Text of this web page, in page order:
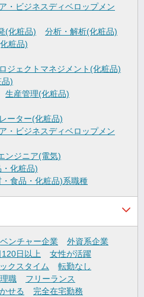
・ビジネスディベロップメン
(化粧品)
分析・解析(化粧品)
粧品)
ジェクトマネジメント(化粧品)
)
生産管理(化粧品)
ーター(化粧品)
・ビジネスディベロップメン
ンジニア(電気)
化粧品)
食品・化粧品)系職種
ベンチャー企業
外資系企業
日以上
女性が活躍
クスタイム
転勤なし
職
フリーランス
せる
完全在宅勤務